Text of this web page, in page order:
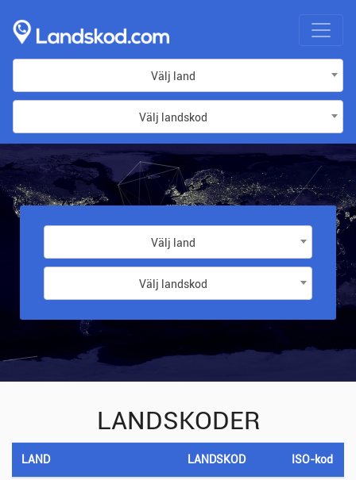
Välj land
Välj landskod
Välj land
Välj landskod
LANDSKODER
LAND LANDSKOD ISO-kod